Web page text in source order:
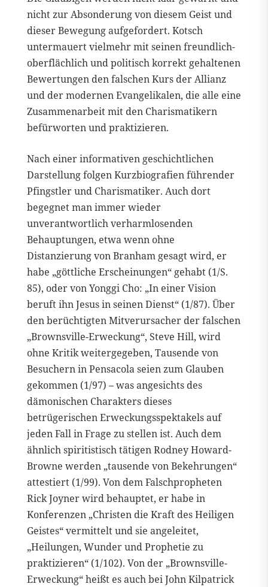
nicht zur Absonderung von diesem Geist und
dieser Bewegung aufgefordert. Kotsch
untermauert vielmehr mit seinen freundlich-
oberflächlich und politisch korrekt gehaltenen
Bewertungen den falschen Kurs der Allianz
und der modernen Evangelikalen, die alle eine
Zusammenarbeit mit den Charismatikern
befürworten und praktizieren.
Nach einer informativen geschichtlichen
Darstellung folgen Kurzbiografien führender
Pfingstler und Charismatiker. Auch dort
begegnet man immer wieder
unverantwortlich verharmlosenden
Behauptungen, etwa wenn ohne
Distanzierung von Branham gesagt wird, er
habe „göttliche Erscheinungen“ gehabt (1/S.
85), oder von Yonggi Cho: „In einer Vision
beruft ihn Jesus in seinen Dienst“ (1/87). Über
den berüchtigten Mitverursacher der falschen
„Brownsville-Erweckung“, Steve Hill, wird
ohne Kritik weitergegeben, Tausende von
Besuchern in Pensacola seien zum Glauben
gekommen (1/97) – was angesichts des
dämonischen Charakters dieses
betrügerischen Erweckungsspektakels auf
jeden Fall in Frage zu stellen ist. Auch dem
ähnlich spiritistisch tätigen Rodney Howard-
Browne werden „tausende von Bekehrungen“
attestiert (1/99). Von dem Falschpropheten
Rick Joyner wird behauptet, er habe in
Konferenzen „Christen die Kraft des Heiligen
Geistes“ vermittelt und sie angeleitet,
„Heilungen, Wunder und Prophetie zu
praktizieren“ (1/102). Von der „Brownsville-
Erweckung“ heißt es auch bei John Kilpatrick